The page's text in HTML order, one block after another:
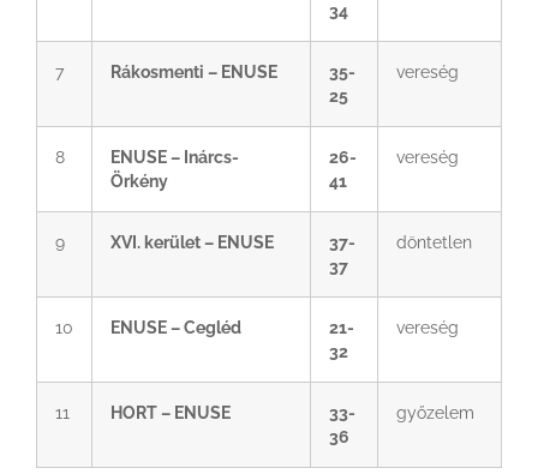
34
7 Rákosmenti – ENUSE
35-
25
vereség
8
ENUSE – Inárcs-
Örkény
26-
41
vereség
9 XVI. kerület – ENUSE
37-
37
döntetlen
10 ENUSE – Cegléd
21-
32
vereség
11 HORT – ENUSE
33-
36
győzelem